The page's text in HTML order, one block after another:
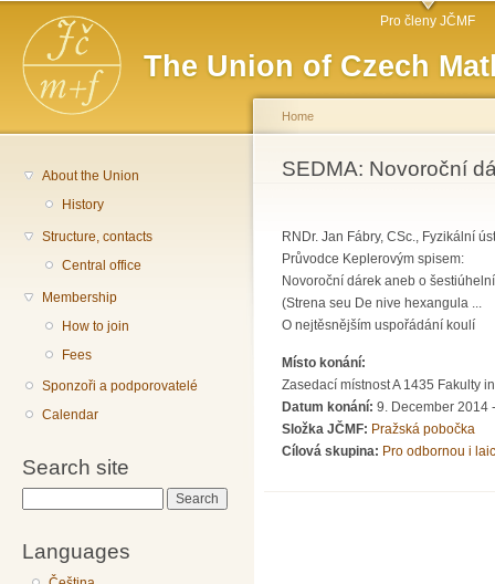
The Union of Czech
Main menu Pro členy JČMF
About the Union
History
Structure, contacts
Central office
Membership
How to join
Fees
Sponzoři a podporovatelé
Calendar
Search site
Languages
You are here
Home
SEDMA: Novoroční
RNDr. Jan Fábry, CSc., Fyzikální
Průvodce Keplerovým spisem:
Novoroční dárek aneb o
(Strena seu De nive hexangula ...
O nejtěsnějším uspořádání koulí
Místo konání:
Zasedací místnost A 1435 Fakulty
Datum konání: 9. December 2014
Složka JČMF: Pražská pobočka
Cílová skupina: Pro odbornou i